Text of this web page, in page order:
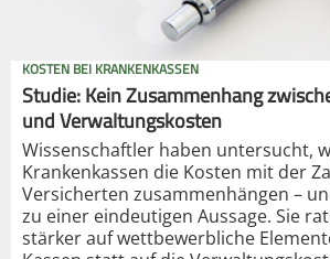
KOSTEN BEI KRANKENKASSEN
Studie: Kein Zusammenhang
und Verwaltungskosten
Wissenschaftler haben untersucht,
Krankenkassen die Kosten mit der
Versicherten zusammenhängen –
zu einer eindeutigen Aussage. Sie
stärker auf wettbewerbliche